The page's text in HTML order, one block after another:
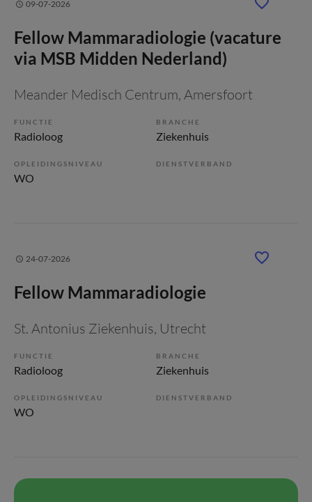
09-07-2026
Fellow Mammaradiologie (vacature
via MSB Midden Nederland)
Meander Medisch Centrum, Amersfoort
FUNCTIE
Radioloog
BRANCHE
Ziekenhuis
OPLEIDINGSNIVEAU
WO
DIENSTVERBAND
24-07-2026
Fellow Mammaradiologie
St. Antonius Ziekenhuis, Utrecht
FUNCTIE
Radioloog
BRANCHE
Ziekenhuis
OPLEIDINGSNIVEAU
WO
DIENSTVERBAND